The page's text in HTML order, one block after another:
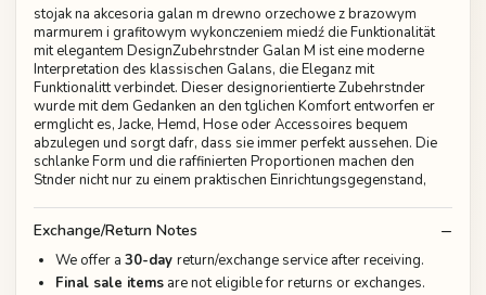
stojak na akcesoria galan m drewno orzechowe z brazowym
marmurem i grafitowym wykonczeniem miedź die Funktionalität
mit elegantem DesignZubehrstnder Galan M ist eine moderne
Interpretation des klassischen Galans, die Eleganz mit
Funktionalitt verbindet. Dieser designorientierte Zubehrstnder
wurde mit dem Gedanken an den tglichen Komfort entworfen er
ermglicht es, Jacke, Hemd, Hose oder Accessoires bequem
abzulegen und sorgt dafr, dass sie immer perfekt aussehen. Die
schlanke Form und die raffinierten Proportionen machen den
Stnder nicht nur zu einem praktischen Einrichtungsgegenstand,
Exchange/Return Notes
We offer a 30-day return/exchange service after receiving.
Final sale items are not eligible for returns or exchanges.